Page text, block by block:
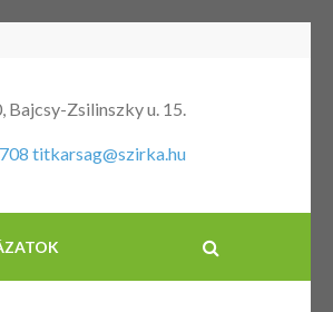
Iskola és Óvoda
Bajcsy-Zsilinszky u. 15.
titkarsag@szirka.hu